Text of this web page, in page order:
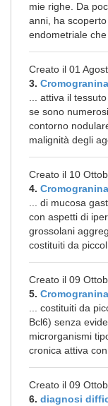
mie righe. Da
anni, ha
endometriale che
Creato il 01
3.
... attiva il
se sono
contorno
malignità degli
Creato il 10
4.
... di mucosa
con aspetti di
grossolani
costituiti da
Creato il 09
5.
... costituiti da
Bcl6) senza
microrganismi
cronica attiva con
Creato il 09
6. diagnosi